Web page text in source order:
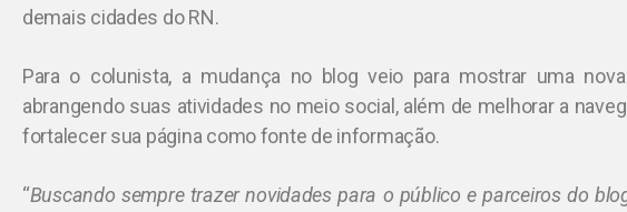
demais cidades do RN.
Para o colunista, a mudança no blog veio para mostrar uma
abrangendo suas atividades no meio social, além de melhorar a
fortalecer sua página como fonte de informação.
“Buscando sempre trazer novidades para o público e parceiros do